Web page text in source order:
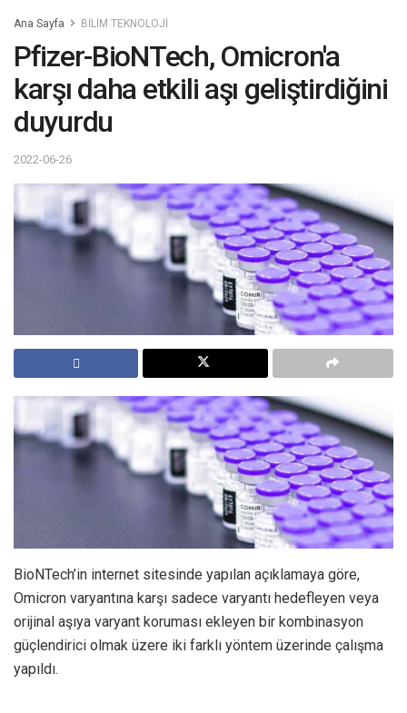
Ana Sayfa BİLİM TEKNOLOJİ
Pfizer-BioNTech, Omicron'a
karşı daha etkili aşı geliştirdiğini
duyurdu
2022-06-26
BioNTech’in internet sitesinde yapılan açıklamaya göre,
Omicron varyantına karşı sadece varyantı hedefleyen veya
orijinal aşıya varyant koruması ekleyen bir kombinasyon
güçlendirici olmak üzere iki farklı yöntem üzerinde çalışma
yapıldı.